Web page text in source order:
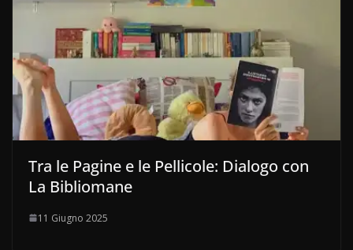
Tra le Pagine e le Pellicole: Dialogo con
La Bibliomane
11 Giugno 2025